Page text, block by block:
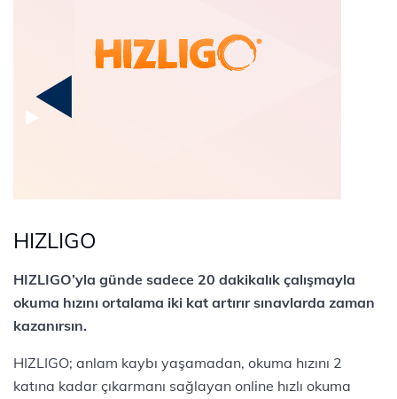
HIZLIGO
HIZLIGO’yla günde sadece 20 dakikalık çalışmayla
okuma hızını ortalama iki kat artırır sınavlarda zaman
kazanırsın.
HIZLIGO; anlam kaybı yaşamadan, okuma hızını 2
katına kadar çıkarmanı sağlayan online hızlı okuma